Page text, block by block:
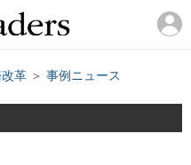
革 ＞ 事例ニュース